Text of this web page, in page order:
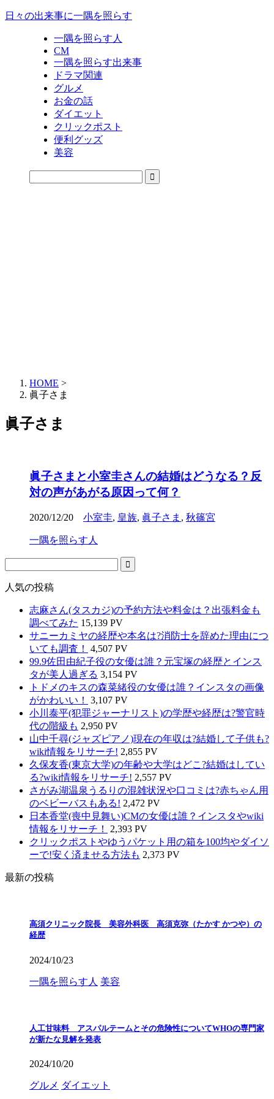
日々の出来事に一隅を照らす
一隅を照らす人
CM
一隅を照らす出来事
ドラマ関連
グルメ
お金の話
ダイエット
クリックポスト
便利グッズ
美容
HOME >
眞子さま
眞子さま
眞子さまと小室圭さんの結婚はどうなる？反
対の声があがる原因って何？
2020/12/20 小室圭, 皇族, 眞子さま , 秋篠宮
一隅を照らす人
人気の投稿
志麻さん(タスカジ)の予約方法や料金は？出張料金も
調べてみた 15,139 PV
サニーカミヤの経歴や本名は?消防士を辞めた理由につ
いても調査！
4,507 PV
99.9佐田由紀子役の女優は誰？元宝塚の経歴とインス
タが美人過ぎる 3,154 PV
トドメのキスの森菜緒役の女優は誰？インスタの画像
がかわいい！
3,107 PV
小川泰平(犯罪ジャーナリスト)の学歴や経歴は?警官時
代の階級も 2,950 PV
山中千尋(ジャズピアノ)現在の年収は?結婚して子供も?
wiki情報をリサーチ! 2,855 PV
久保友香(東京大学)の年齢や大学はどこ?結婚はしてい
る?wiki情報をリサーチ! 2,557 PV
さがみ湖温泉うるりの混雑状況や口コミは?赤ちゃん用
のベビーバスもある! 2,472 PV
日本香堂(喪中見舞い)CMの女優は誰？インスタやwiki
情報をリサーチ！
2,393 PV
クリックポストやゆうパケット用の箱を100均やダイソ
ーで!安く済ませる方法も 2,373 PV
最新の投稿
高須クリニック院長 美容外科医 高須克弥（たかす かつや）の
経歴
2024/10/23
一隅を照らす人 美容
人工甘味料 アスパルテームとその危険性についてWHOの専門家
が新たな見解を発表
2024/10/20
グルメ ダイエット